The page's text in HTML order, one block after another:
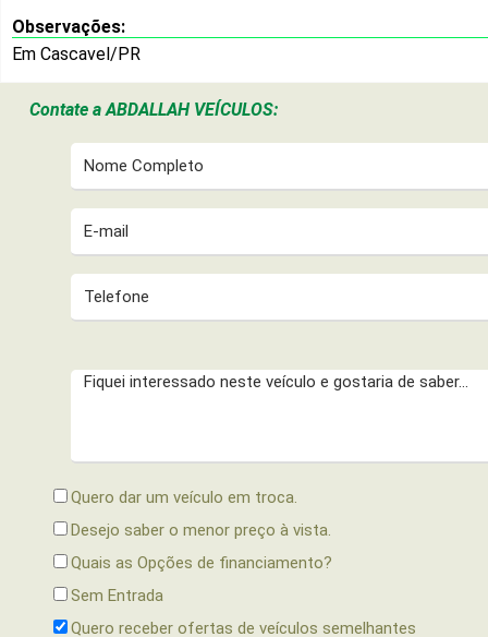
Observações:
Em Cascavel/PR
Contate aABDALLAH VEÍCULOS:
Quero dar um veículo em troca.
Desejo saber o menor preço à vista.
Quais as Opções de financiamento?
Sem Entrada
Quero receber ofertas de veículos semelhantes